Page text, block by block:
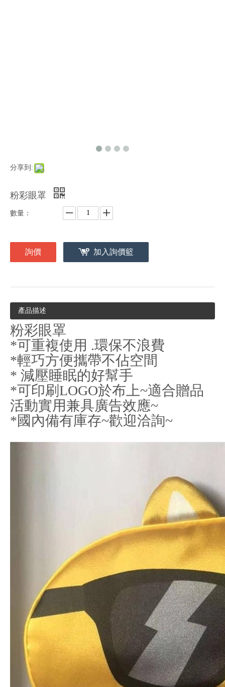
分享到:
粉彩眼罩
數量：
詢價 加入詢價籃
產品描述
粉彩眼罩
*可重複使用 .環保不浪費
*輕巧方便攜帶不佔空間
* 減壓睡眠的好幫手
*可印刷LOGO於布上~適合贈品
活動實用兼具廣告效應~
*國內備有庫存~歡迎洽詢~